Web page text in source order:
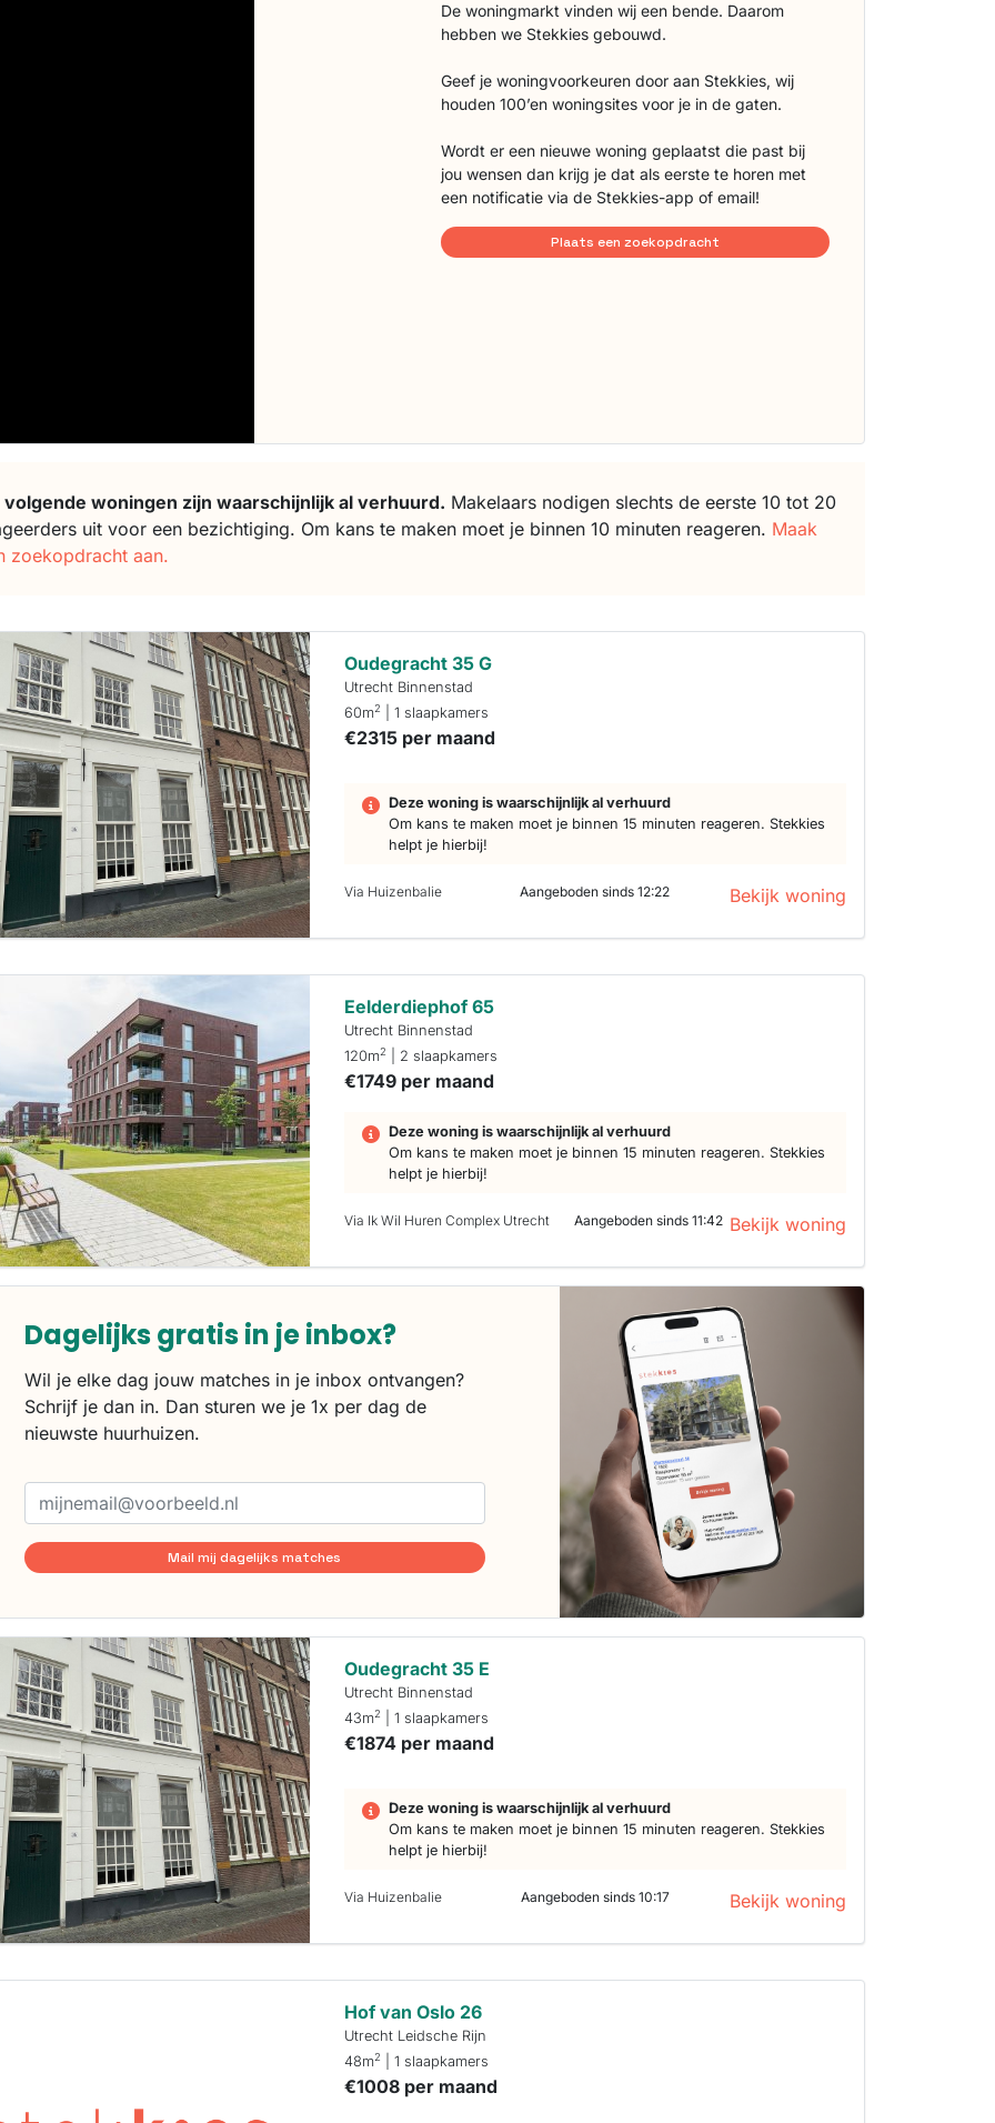
De woningmarkt vinden wij een bende. Daarom
hebben we Stekkies gebouwd.
Geef je woningvoorkeuren door aan Stekkies, wij
houden 100’en woningsites voor je in de gaten.
Wordt er een nieuwe woning geplaatst die past bij
jou wensen dan krijg je dat als eerste te horen met
een notificatie via de Stekkies-app of email!
Plaats een zoekopdracht
volgende woningen zijn waarschijnlijk al verhuurd. Makelaars nodigen slechts de eerste 10 tot 20
uit voor een bezichtiging. Om kans te maken moet je binnen 10 minuten reageren. Maak
zoekopdracht aan.
Oudegracht 35 G
Utrecht Binnenstad
60m2 | 1 slaapkamers
€2315 per maand
Deze woning is waarschijnlijk al verhuurd
Om kans te maken moet je binnen 15 minuten reageren. Stekkies
helpt je hierbij!
Via Huizenbalie Aangeboden sinds 12:22 Bekijk woning
Eelderdiephof 65
Utrecht Binnenstad
120m2 | 2 slaapkamers
€1749 per maand
Deze woning is waarschijnlijk al verhuurd
Om kans te maken moet je binnen 15 minuten reageren. Stekkies
helpt je hierbij!
Via Ik Wil Huren Complex Utrecht Aangeboden sinds 11:42 Bekijk woning
Dagelijks gratis in je inbox?
Wil je elke dag jouw matches in je inbox ontvangen?
Schrijf je dan in. Dan sturen we je 1x per dag de
nieuwste huurhuizen.
Mail mij dagelijks matches
Oudegracht 35 E
Utrecht Binnenstad
43m2 | 1 slaapkamers
€1874 per maand
Deze woning is waarschijnlijk al verhuurd
Om kans te maken moet je binnen 15 minuten reageren. Stekkies
helpt je hierbij!
Via Huizenbalie Aangeboden sinds 10:17 Bekijk woning
Hof van Oslo 26
Utrecht Leidsche Rijn
48m2 | 1 slaapkamers
€1008 per maand